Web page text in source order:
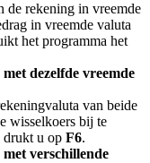
de rekening in vreemde
in vreemde valuta
het programma het
dezelfde vreemde
van beide
wisselkoers bij te
drukt u op F6.
verschillende